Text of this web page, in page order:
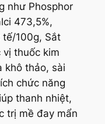
như Phosphor
473,5%,
100g, Sắt
thuốc kim
khô thảo, sài
chức năng
thanh nhiệt,
trị mề đay mẩn